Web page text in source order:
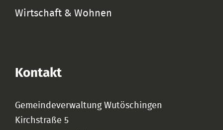
Wirtschaft & Wohnen
Kontakt
Gemeindeverwaltung Wutöschingen
Kirchstraße 5